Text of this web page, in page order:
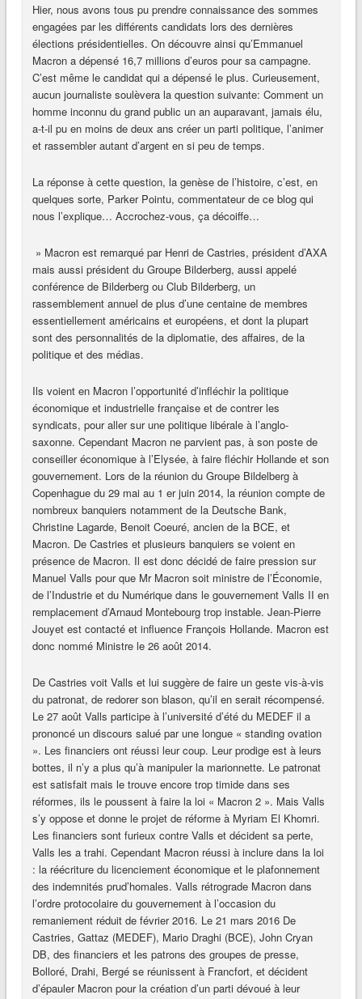
Hier, nous avons tous pu prendre connaissance des sommes
engagées par les différents candidats lors des dernières
élections présidentielles. On découvre ainsi qu’Emmanuel
Macron a dépensé 16,7 millions d’euros pour sa campagne.
C’est même le candidat qui a dépensé le plus. Curieusement,
aucun journaliste soulèvera la question suivante: Comment un
homme inconnu du grand public un an auparavant, jamais élu,
a-t-il pu en moins de deux ans créer un parti politique, l’animer
et rassembler autant d’argent en si peu de temps.
La réponse à cette question, la genèse de l’histoire, c’est, en
quelques sorte, Parker Pointu, commentateur de ce blog qui
nous l’explique… Accrochez-vous, ça décoiffe…
» Macron est remarqué par Henri de Castries, président d’AXA
mais aussi président du Groupe Bilderberg, aussi appelé
conférence de Bilderberg ou Club Bilderberg, un
rassemblement annuel de plus d’une centaine de membres
essentiellement américains et européens, et dont la plupart
sont des personnalités de la diplomatie, des affaires, de la
politique et des médias.
Ils voient en Macron l’opportunité d’infléchir la politique
économique et industrielle française et de contrer les
syndicats, pour aller sur une politique libérale à l’anglo-
saxonne. Cependant Macron ne parvient pas, à son poste de
conseiller économique à l’Elysée, à faire fléchir Hollande et son
gouvernement. Lors de la réunion du Groupe Bildelberg à
Copenhague du 29 mai au 1 er juin 2014, la réunion compte de
nombreux banquiers notamment de la Deutsche Bank,
Christine Lagarde, Benoit Coeuré, ancien de la BCE, et
Macron. De Castries et plusieurs banquiers se voient en
présence de Macron. Il est donc décidé de faire pression sur
Manuel Valls pour que Mr Macron soit ministre de l’Économie,
de l’Industrie et du Numérique dans le gouvernement Valls II en
remplacement d’Arnaud Montebourg trop instable. Jean-Pierre
Jouyet est contacté et influence François Hollande. Macron est
donc nommé Ministre le 26 août 2014.
De Castries voit Valls et lui suggère de faire un geste vis-à-vis
du patronat, de redorer son blason, qu’il en serait récompensé.
Le 27 août Valls participe à l’université d’été du MEDEF il a
prononcé un discours salué par une longue « standing ovation
». Les financiers ont réussi leur coup. Leur prodige est à leurs
bottes, il n’y a plus qu’à manipuler la marionnette. Le patronat
est satisfait mais le trouve encore trop timide dans ses
réformes, ils le poussent à faire la loi « Macron 2 ». Mais Valls
s’y oppose et donne le projet de réforme à Myriam El Khomri.
Les financiers sont furieux contre Valls et décident sa perte,
Valls les a trahi. Cependant Macron réussi à inclure dans la loi
: la réécriture du licenciement économique et le plafonnement
des indemnités prud’homales. Valls rétrograde Macron dans
l’ordre protocolaire du gouvernement à l’occasion du
remaniement réduit de février 2016. Le 21 mars 2016 De
Castries, Gattaz (MEDEF), Mario Draghi (BCE), John Cryan
DB, des financiers et les patrons des groupes de presse,
Bolloré, Drahi, Bergé se réunissent à Francfort, et décident
d’épauler Macron pour la création d’un parti dévoué à leur